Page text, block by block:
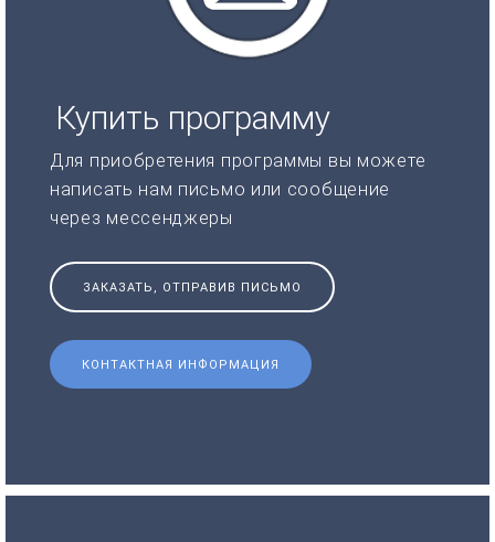
Купить программу
Для приобретения программы вы можете
написать нам письмо или сообщение
через мессенджеры
ЗАКАЗАТЬ, ОТПРАВИВ ПИСЬМО
КОНТАКТНАЯ ИНФОРМАЦИЯ